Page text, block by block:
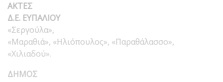
ΑΚΤΕΣ
Δ.Ε. ΕΥΠΑΛΙΟΥ
«Σεργούλα»,
«Μαραθιά», «Ηλιόπουλος», «Παραθάλασσο»,
«Χιλιαδού».
ΔΗΜΟΣ